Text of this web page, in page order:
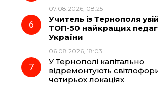
07.08.2026, 08:25
Учитель із Тернополя
ТОП-50 найкращих
України
06.08.2026, 18:03
У Тернополі капітально
відремонтують
чотирьох локаціях